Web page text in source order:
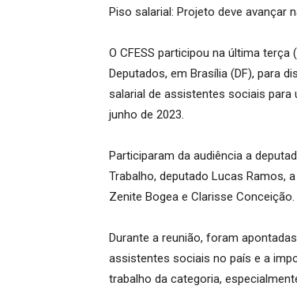
Piso salarial: Projeto deve avançar
O CFESS participou na última
Deputados, em Brasília (DF), para
salarial de assistentes sociais para
junho de 2023.
Participaram da audiência a
Trabalho, deputado Lucas Ramos,
Zenite Bogea e Clarisse Conceição.
Durante a reunião, foram
assistentes sociais no país e a
trabalho da categoria,